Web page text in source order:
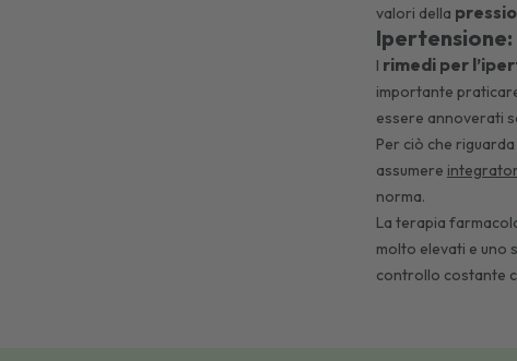
valori della
I rimedi per
importante
essere annoverati
Per ciò che
assumere
norma.
La terapia
molto elevati e uno
controllo costante